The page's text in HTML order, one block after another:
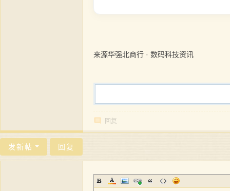
来源华强北商行 · 数码科技资讯
回复
发新帖 回复